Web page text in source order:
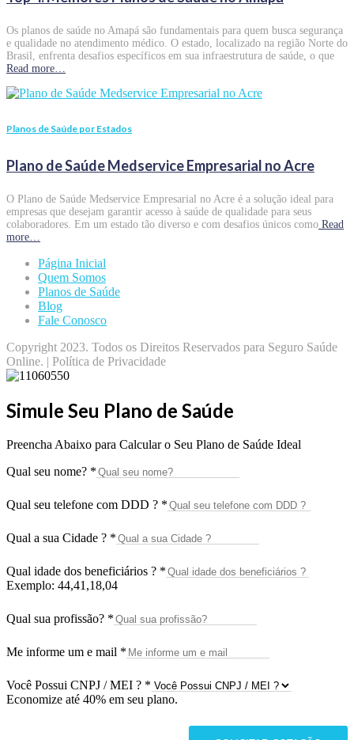
Os planos de saúde no Amapá são fundamentais para quem busca segurança
e qualidade no atendimento médico. O estado, localizado na região Norte do
Brasil, enfrenta desafios específicos em sua infraestrutura de saúde, o que
Read more…
Planos de Saúde por Estados
Plano de Saúde Medservice Empresarial no Acre
O Plano de Saúde Medservice Empresarial no Acre é a solução ideal para
empresas que desejam garantir acesso à saúde de qualidade para seus
colaboradores. Em um estado tão diverso e com desafios únicos como Read
more…
Página Inicial
Quem Somos
Planos de Saúde
Blog
Fale Conosco
Copyright 2023. Todos os Direitos Reservados para Seguro Saúde
Online. | Política de Privacidade
Simule Seu Plano de Saúde
Preencha Abaixo para Calcular o Seu Plano de Saúde Ideal
Qual seu nome? *
Qual seu telefone com DDD ? *
Qual a sua Cidade ? *
Qual idade dos beneficiários ? *
Exemplo: 44,41,18,04
Qual sua profissão? *
Me informe um e mail *
Você Possui CNPJ / MEI ? *
Economize até 40% em seu plano.